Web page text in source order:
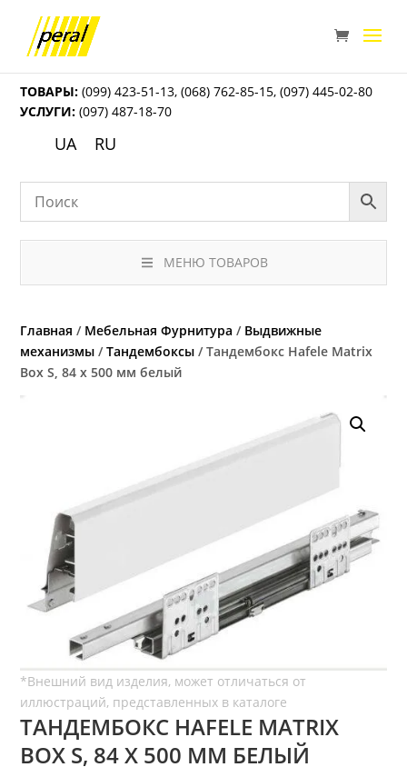
ТОВАРЫ: (099) 423-51-13,(068) 762-85-15,(097) 445-02-80
УСЛУГИ: (097) 487-18-70
UA RU
МЕНЮ ТОВАРОВ
Главная / Мебельная Фурнитура / Выдвижные
механизмы /Тандембоксы / Тандембокс Hafele Matrix
Box S, 84 х 500 мм белый
ТАНДЕМБОКС HAFELE MATRIX
BOX S, 84 Х 500 ММ БЕЛЫЙ